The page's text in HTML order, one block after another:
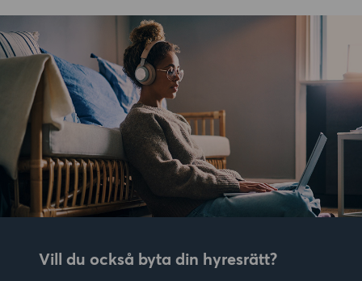
Vill du också byta din hyresrätt?